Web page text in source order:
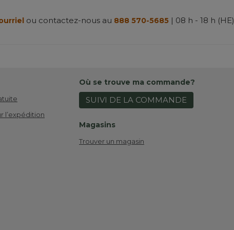
ou contactez-nous au 888 570-5685 | 08 h - 18 h (HE)
l’expédition
Où se trouve ma commande?
SUIVI DE LA COMMANDE
Magasins
Trouver un magasin